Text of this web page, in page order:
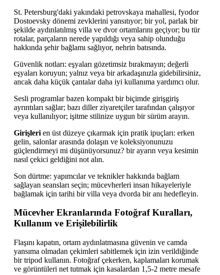
St. Petersburg'daki yakındaki petrovskaya mahallesi, fyodor
Dostoevsky dönemi zevklerini yansıtıyor; bir yol, parlak bir
şekilde aydınlatılmış villa ve dvor ortamlarını geçiyor; bu tür
rotalar, parçaların nerede yapıldığı veya sahip olunduğu
hakkında şehir bağlamı sağlıyor, nehrin batısında.
Güvenlik notları: eşyaları gözetimsiz bırakmayın; değerli
eşyaları koruyun; yalnız veya bir arkadaşınızla gidebilirsiniz,
ancak daha küçük çantalar daha iyi kullanıma yardımcı olur.
Sesli programlar bazen kompakt bir biçimde girişgiriş
ayrıntıları sağlar; bazı diller ziyaretçiler tarafından çalışıyor
veya kullanılıyor; işitme stilinize uygun bir sürüm arayın.
Girişleri en üst düzeye çıkarmak için pratik ipuçları: erken
gelin, salonlar arasında dolaşın ve koleksiyonunuzu
güçlendirmeyi mi düşünüyorsunuz? bir ayarın veya kesimin
nasıl çekici geldiğini not alın.
Son dürtme: yapımcılar ve teknikler hakkında bağlam
sağlayan seansları seçin; mücevherleri insan hikayeleriyle
bağlamak için tarihi bir villa veya dvorda bir anı hedefleyin.
Mücevher Ekranlarında Fotoğraf Kuralları,
Kullanım ve Erişilebilirlik
Flaşını kapatın, ortam aydınlatmasına güvenin ve camda
yansıma olmadan çekimleri sabitlemek için izin verildiğinde
bir tripod kullanın. Fotoğraf çekerken, kaplamaları korumak
ve görüntüleri net tutmak için kasalardan 1,5-2 metre mesafe